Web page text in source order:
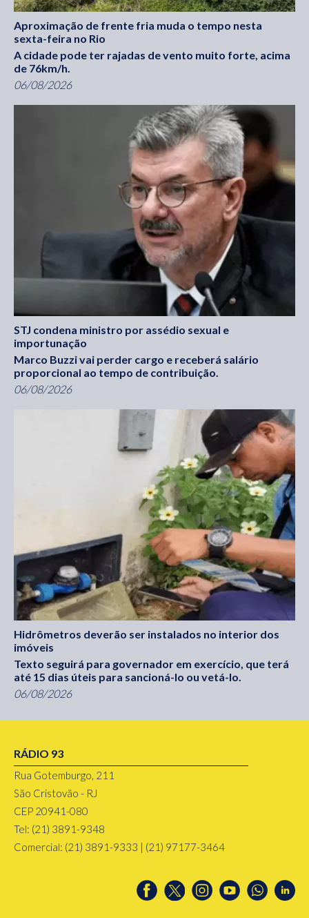
Aproximação de frente fria muda o tempo nesta
sexta-feira no Rio
A cidade pode ter rajadas de vento muito forte, acima
de 76km/h.
06/08/2026
STJ condena ministro por assédio sexual e
importunação
Marco Buzzi vai perder cargo e receberá salário
proporcional ao tempo de contribuição.
06/08/2026
Hidrômetros deverão ser instalados no interior dos
imóveis
Texto seguirá para governador em exercício, que terá
até 15 dias úteis para sancioná-lo ou vetá-lo.
06/08/2026
RÁDIO 93
Rua Gotemburgo, 211
São Cristovão - RJ
CEP 20941-080
Tel: (21) 3891-9348
Comercial: (21) 3891-9333 | (21) 97177-3464